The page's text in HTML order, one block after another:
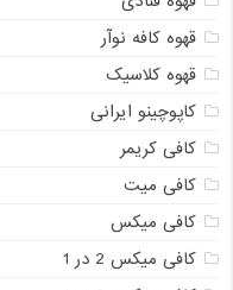
قهوه کافه نوآر
قهوه کلاسیک
کاپوچینو ایرانی
کافی کریمر
کافی میت
کافی میکس
کافی میکس 2 در 1